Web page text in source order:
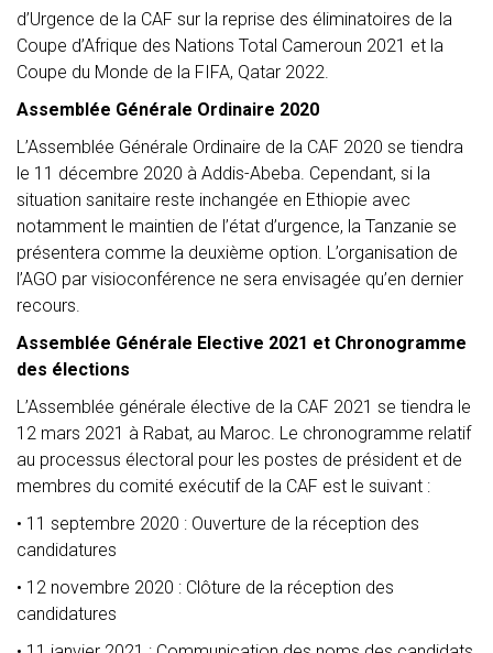
d’Urgence de la CAF sur la reprise des éliminatoires de la
Coupe d’Afrique des Nations Total Cameroun 2021 et la
Coupe du Monde de la FIFA, Qatar 2022.
Assemblée Générale Ordinaire 2020
L’Assemblée Générale Ordinaire de la CAF 2020 se tiendra
le 11 décembre 2020 à Addis-Abeba. Cependant, si la
situation sanitaire reste inchangée en Ethiopie avec
notamment le maintien de l’état d’urgence, la Tanzanie se
présentera comme la deuxième option. L’organisation de
l’AGO par visioconférence ne sera envisagée qu’en dernier
recours.
Assemblée Générale Elective 2021 et Chronogramme
des élections
L’Assemblée générale élective de la CAF 2021 se tiendra le
12 mars 2021 à Rabat, au Maroc. Le chronogramme relatif
au processus électoral pour les postes de président et de
membres du comité exécutif de la CAF est le suivant :
• 11 septembre 2020 : Ouverture de la réception des
candidatures
• 12 novembre 2020 : Clôture de la réception des
candidatures